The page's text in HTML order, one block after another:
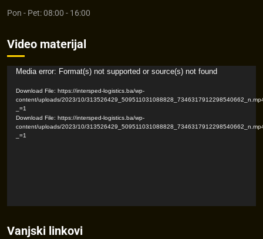
Pon - Pet: 08:00 - 16:00
Video materijal
Video
Player
Media error: Format(s) not supported or source(s) not found
Download File: https://intersped-logistics.ba/wp-
content/uploads/2023/10/
_=1
Download File: https://intersped-logistics.ba/wp-
content/uploads/2023/10/
_=1
Vanjski linkovi